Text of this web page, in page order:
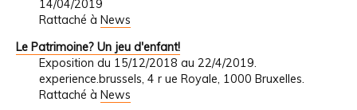
14/04/2019
Rattaché à News
Le Patrimoine? Un jeu d'enfant!
Exposition du 15/12/2018 au 22/4/2019.
experience.brussels, 4 r ue Royale, 1000 Bruxelles.
Rattaché à News